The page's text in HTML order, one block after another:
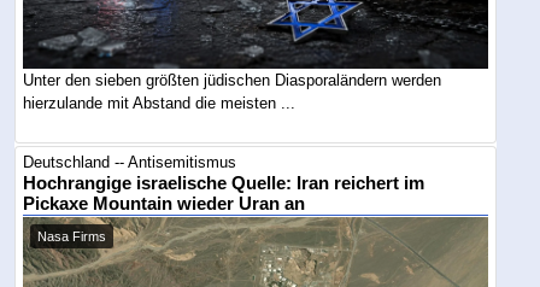
Unter den sieben größten jüdischen Diasporaländern werden
hierzulande mit Abstand die meisten ...
Deutschland -- Antisemitismus
Hochrangige israelische Quelle: Iran reichert im
Pickaxe Mountain wieder Uran an
Nasa Firms